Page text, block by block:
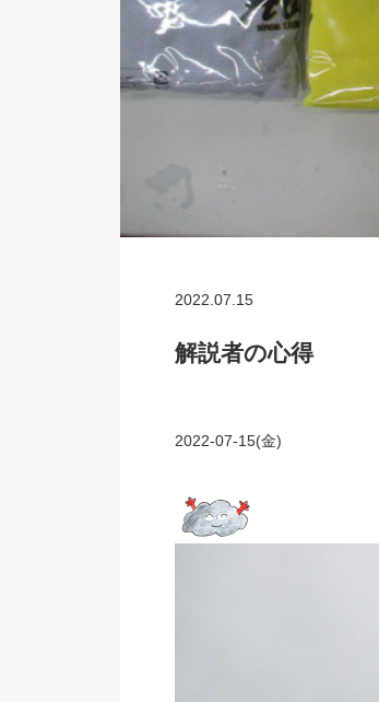
2022.07.15
解説者の心得
2022-07-15(金)